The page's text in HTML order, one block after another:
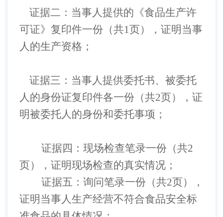
证据二： 当事人提供的《食品生产许
可证》复印件一份（共1页），证明 当事
人的生产资格；
证据三： 当事人提供委托书、被委托
人的身份证复印件各一份（共2页），证
明被委托人的身份和委托事项；
证据四：现场检查笔录一份（共2
页），证明现场检查的真实情况；
证据五：询问笔录一份（共2页），
证明 当事人生产经营不符合食品安全标